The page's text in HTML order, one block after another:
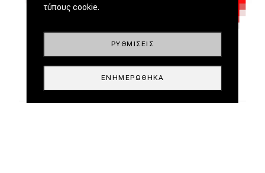
τύπους cookie.
ΡΥΘΜΊΣΕΙΣ
ΕΝΗΜΕΡΏΘΗΚΑ